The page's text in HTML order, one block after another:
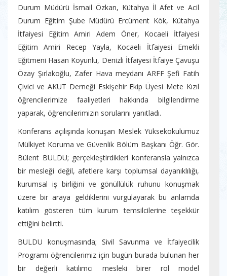
Durum Müdürü İsmail Özkan, Kütahya İl Afet ve Acil
Durum Eğitim Şube Müdürü Ercüment Kök, Kütahya
İtfaiyesi Eğitim Amiri Adem Öner, Kocaeli İtfaiyesi
Eğitim Amiri Recep Yayla, Kocaeli İtfaiyesi Emekli
Eğitmeni Hasan Koyunlu, Denizli İtfaiyesi İtfaiye Çavuşu
Özay Şırlakoğlu, Zafer Hava meydanı ARFF Şefi Fatih
Çivici ve AKUT Derneği Eskişehir Ekip Üyesi Mete Kızıl
öğrencilerimize faaliyetleri hakkında bilgilendirme
yaparak, öğrencilerimizin sorularını yanıtladı.
Konferans açılışında konuşan Meslek Yüksekokulumuz
Mülkiyet Koruma ve Güvenlik Bölüm Başkanı Öğr. Gör.
Bülent BULDU; gerçekleştirdikleri konferansla yalnızca
bir mesleği değil, afetlere karşı toplumsal dayanıklılığı,
kurumsal iş birliğini ve gönüllülük ruhunu konuşmak
üzere bir araya geldiklerini vurgulayarak bu anlamda
katılım gösteren tüm kurum temsilcilerine teşekkür
ettiğini belirtti.
BULDU konuşmasında; Sivil Savunma ve İtfaiyecilik
Programı öğrencilerimiz için bugün burada bulunan her
bir değerli katılımcı mesleki birer rol model